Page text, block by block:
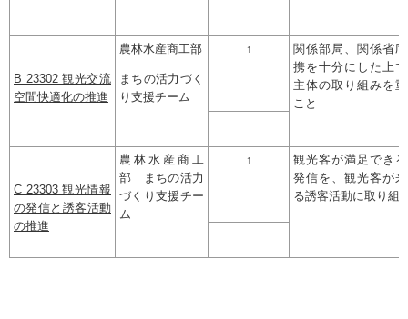
B 23302 観光交流
空間快適化の推進
農林水産商工部
まちの活力づく
り支援チーム
↑
関係部局、関係省
携を十分にした上
主体の取り組みを
こと
C 23303 観光情報
の発信と誘客活動
の推進
農林水産商工
部 まちの活力
づくり支援チー
ム
↑
観光客が満足でき
発信を、観光客が
る誘客活動に取り組